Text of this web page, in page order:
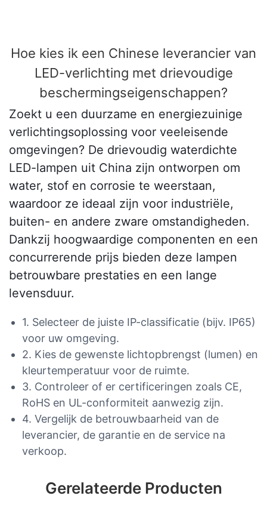
Hoe kies ik een Chinese leverancier van
LED-verlichting met drievoudige
beschermingseigenschappen?
Zoekt u een duurzame en energiezuinige
verlichtingsoplossing voor veeleisende
omgevingen? De drievoudig waterdichte
LED-lampen uit China zijn ontworpen om
water, stof en corrosie te weerstaan,
waardoor ze ideaal zijn voor industriële,
buiten- en andere zware omstandigheden.
Dankzij hoogwaardige componenten en een
concurrerende prijs bieden deze lampen
betrouwbare prestaties en een lange
levensduur.
1. Selecteer de juiste IP-classificatie (bijv. IP65)
voor uw omgeving.
2. Kies de gewenste lichtopbrengst (lumen) en
kleurtemperatuur voor de ruimte.
3. Controleer of er certificeringen zoals CE,
RoHS en UL-conformiteit aanwezig zijn.
4. Vergelijk de betrouwbaarheid van de
leverancier, de garantie en de service na
verkoop.
Gerelateerde Producten